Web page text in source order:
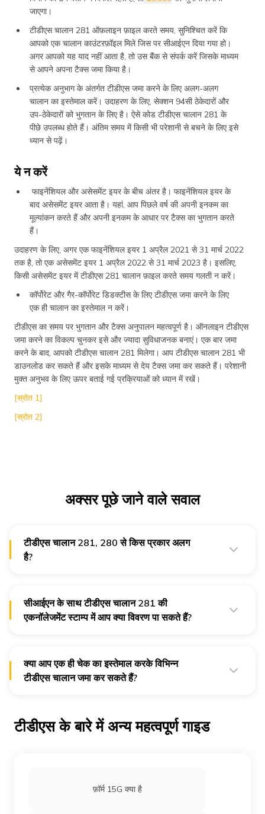
जाएगा।
टीडीएस चालान 281 ऑफ़लाइन फ़ाइल करते समय, सुनिश्चित करें कि
आपको एक चालान काउंटरफ़ॉइल मिले जिस पर सीआईएन दिया गया हो।
अगर आपको यह याद नहीं आता है, तो उस बैंक से संपर्क करें जिसके माध्यम
से आपने अपना टैक्स जमा किया है।
प्रत्येक अनुभाग के अंतर्गत टीडीएस जमा करने के लिए अलग-अलग
चालान का इस्तेमाल करें। उदाहरण के लिए, सेक्शन 94सी ठेकेदारों और
उप-ठेकेदारों को भुगतान के लिए है। ऐसे कोड टीडीएस चालान 281 के
पीछे उपलब्ध होते हैं। अंतिम समय में किसी भी परेशानी से बचने के लिए इसे
ध्यान से पढ़ें।
ये न करें
फाइनेंशियल और असेसमेंट इयर के बीच अंतर है। फाइनेंशियल इयर के
बाद असेसमेंट इयर आता है। यहां, आप पिछले वर्ष की अपनी इनकम का
मूल्यांकन करते हैं और अपनी इनकम के आधार पर टैक्स का भुगतान करते
हैं।
उदाहरण के लिए, अगर एक फाइनेंशियल इयर 1 अप्रैल 2021 से 31 मार्च 2022
तक है, तो एक असेसमेंट इयर 1 अप्रैल 2022 से 31 मार्च 2023 है। इसलिए,
किसी असेसमेंट इयर में टीडीएस 281 चालान फ़ाइल करते समय गलती न करें।
कॉर्पोरेट और गैर-कॉर्पोरेट डिडक्टीस के लिए टीडीएस जमा करने के लिए
एक ही चालान का इस्तेमाल न करें।
टीडीएस का समय पर भुगतान और टैक्स अनुपालन महत्वपूर्ण है। ऑनलाइन टीडीएस
जमा करने का विकल्प चुनकर इसे और ज्यादा सुविधाजनक बनाएं। एक बार जमा
करने के बाद, आपको टीडीएस चालान 281 मिलेगा। आप टीडीएस चालान 281 भी
डाउनलोड कर सकते हैं और इसके माध्यम से देय टैक्स जमा कर सकते हैं। परेशानी
मुक्त अनुभव के लिए ऊपर बताई गई प्रक्रियाओं को ध्यान में रखें।
[स्रोत 1]
[स्रोत 2]
अक्सर पूछे जाने वाले सवाल
टीडीएस चालान 281, 280 से किस प्रकार अलग
है?
एकत्रित टैक्स को जमा करने के लिए है।
[स्रोत]
सीआईएन के साथ टीडीएस चालान 281 की
एकनॉलेजमेंट स्टाम्प में आप क्या विवरण पा सकते हैं?
बैंक की शाखा का नाम
जमा करने की तारीख
क्या आप एक ही चेक का इस्तेमाल करके विभिन्न
टीडीएस चालान जमा कर सकते हैं?
टीडीएस के बारे में अन्य महत्वपूर्ण गाइड
फ़ॉर्म 15G क्या है